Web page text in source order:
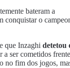
bateram a
conquistar o
que Inzaghi detetou
a ser cometidos
no fim dos jogos,